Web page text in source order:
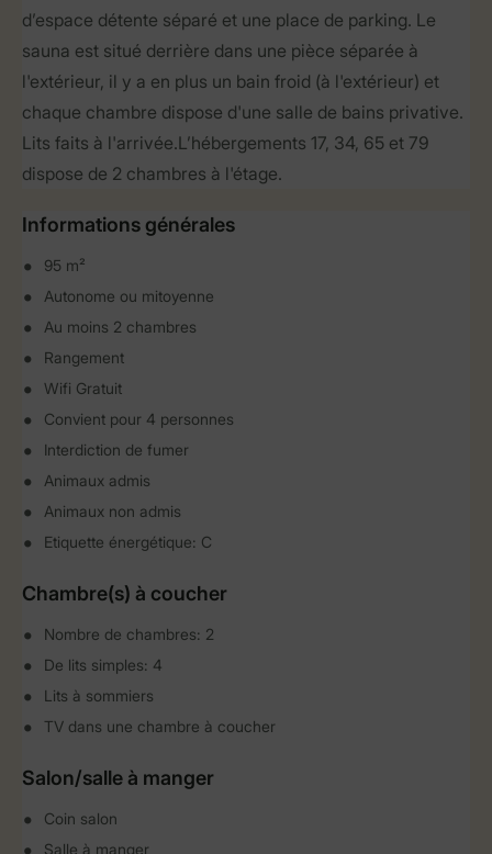
d’espace détente séparé et une place de parking. Le
sauna est situé derrière dans une pièce séparée à
l'extérieur, il y a en plus un bain froid (à l'extérieur) et
chaque chambre dispose d'une salle de bains privative.
Lits faits à l'arrivée.L’hébergements 17, 34, 65 et 79
dispose de 2 chambres à l'étage.
Informations générales
95 m²
Autonome ou mitoyenne
Au moins 2 chambres
Rangement
Wifi Gratuit
Convient pour 4 personnes
Interdiction de fumer
Animaux admis
Animaux non admis
Etiquette énergétique: C
Chambre(s) à coucher
Nombre de chambres: 2
De lits simples: 4
Lits à sommiers
TV dans une chambre à coucher
Salon/salle à manger
Coin salon
Salle à manger